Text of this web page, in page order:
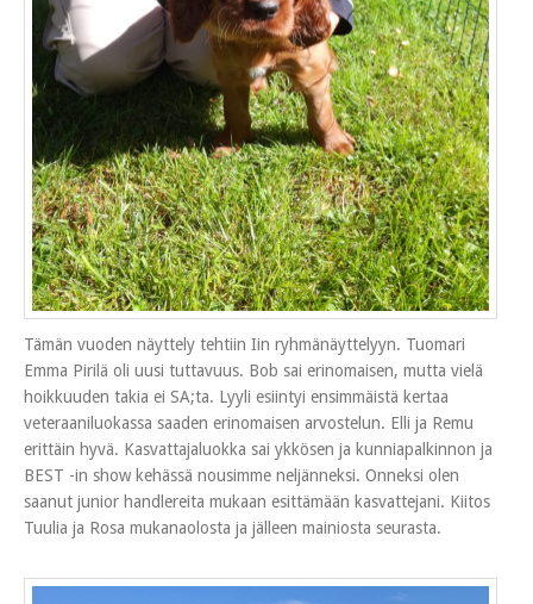
Tämän vuoden näyttely tehtiin Iin ryhmänäyttelyyn. Tuomari
Emma Pirilä oli uusi tuttavuus. Bob sai erinomaisen, mutta vielä
hoikkuuden takia ei SA;ta. Lyyli esiintyi ensimmäistä kertaa
veteraaniluokassa saaden erinomaisen arvostelun. Elli ja Remu
erittäin hyvä. Kasvattajaluokka sai ykkösen ja kunniapalkinnon ja
BEST -in show kehässä nousimme neljänneksi. Onneksi olen
saanut junior handlereita mukaan esittämään kasvattejani. Kiitos
Tuulia ja Rosa mukanaolosta ja jälleen mainiosta seurasta.